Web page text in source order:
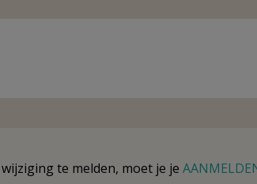
te melden, moet je je